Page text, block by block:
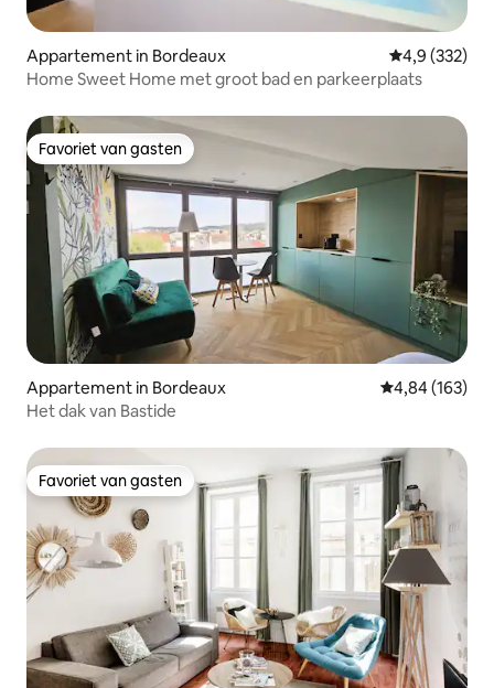
Appartement in Bordeaux Gemiddelde
4,9 (332)
Home Sweet Home met groot bad en parkeerplaats
Favoriet van gasten
Favoriet van gasten
Appartement in Bordeaux Gemiddelde
4,84 (163)
Het dak van Bastide
Favoriet van gasten
Favoriet van gasten